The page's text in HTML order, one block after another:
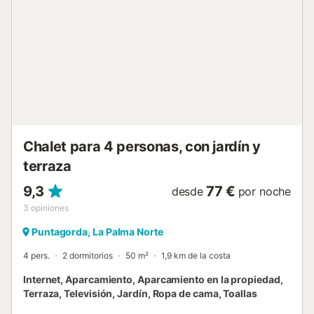
Chalet para 4 personas, con jardín y
terraza
9,3
3 opiniones
desde 77 € por noche
Puntagorda, La Palma Norte
4 pers. 2 dormitorios 50 m² 1,9 km de la costa
Internet, Aparcamiento, Aparcamiento en la propiedad,
Terraza, Televisión, Jardín, Ropa de cama, Toallas